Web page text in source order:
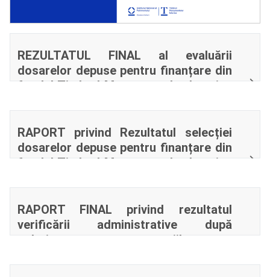
REZULTATUL FINAL al evaluării
dosarelor depuse pentru finanțare din
fondul Timbrul Monumentelor Istorice
RAPORT privind Rezultatul selecției
dosarelor depuse pentru finanțare din
fondul Timbrul Monumentelor Istorice
RAPORT FINAL privind rezultatul
verificării administrative după
soluționarea contestațiilor a